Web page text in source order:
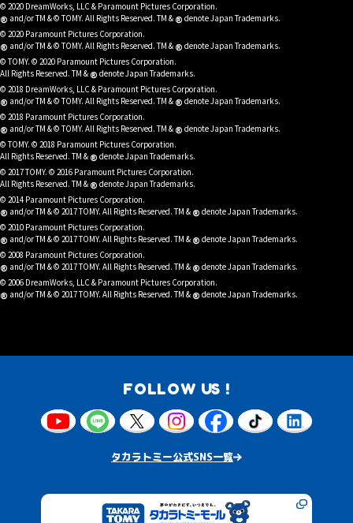
© 2020 DreamWorks, LLC & Paramount Pictures Corporation.
® and/or TM & © TOMY. All Rights Reserved. TM & ® denote Japan Trademarks.
© 2020 Paramount Pictures Corporation.
® and/or TM & © TOMY. All Rights Reserved. TM & ® denote Japan Trademarks.
© TOMY. © 2020 Paramount Pictures Corporation.
All Rights Reserved. TM & ® denote Japan Trademarks.
© 2018 DreamWorks, LLC & Paramount Pictures Corporation.
® and/or TM & © TOMY. All Rights Reserved. TM & ® denote Japan Trademarks.
© 2018 Paramount Pictures Corporation.
® and/or TM & © TOMY. All Rights Reserved. TM & ® denote Japan Trademarks.
© TOMY. © 2018 Paramount Pictures Corporation.
All Rights Reserved. TM & ® denote Japan Trademarks.
© 2017 TOMY. © 2016 Paramount Pictures Corporation.
All Rights Reserved. TM & ® denote Japan Trademarks.
© 2014 Paramount Pictures Corporation.
® and/or TM & © 2017 TOMY. All Rights Reserved. TM & ® denote Japan Trademarks.
© 2010 Paramount Pictures Corporation.
® and/or TM & © 2017 TOMY. All Rights Reserved. TM & ® denote Japan Trademarks.
© 2008 Paramount Pictures Corporation.
® and/or TM & © 2017 TOMY. All Rights Reserved. TM & ® denote Japan Trademarks.
© 2006 DreamWorks, LLC & Paramount Pictures Corporation.
® and/or TM & © 2017 TOMY. All Rights Reserved. TM & ® denote Japan Trademarks.
FOLLOW US !
タカラトミー公式SNS一覧